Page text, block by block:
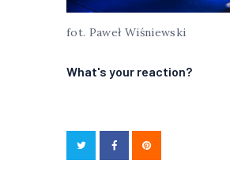
fot. Paweł Wiśniewski
What's your reaction?